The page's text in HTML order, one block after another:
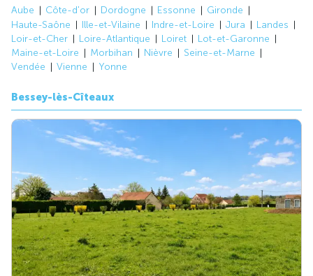
Aube Côte-d'or Dordogne Essonne
Gironde
Haute-Saône
Ille-et-Vilaine Indre-et-Loire Jura
Landes
Loir-et-Cher
Loire-Atlantique Loiret
Lot-et-Garonne
Maine-et-Loire
Morbihan Nièvre
Seine-et-Marne
Vendée
Vienne Yonne
Bessey-lès-Cîteaux